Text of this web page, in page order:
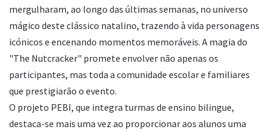
mergulharam, ao longo das últimas semanas, no universo
mágico deste clássico natalino, trazendo à vida personagens
icónicos e encenando momentos memoráveis. A magia do
"The Nutcracker" promete envolver não apenas os
participantes, mas toda a comunidade escolar e familiares
que prestigiarão o evento.
O projeto PEBI, que integra turmas de ensino bilingue,
destaca-se mais uma vez ao proporcionar aos alunos uma